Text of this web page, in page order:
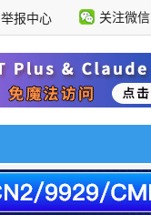
举报中心 关注微信